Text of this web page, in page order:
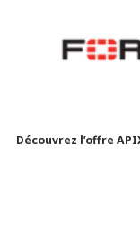
Découvrez l’offre